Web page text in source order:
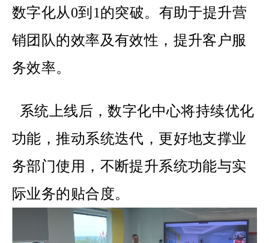
数字化从0到1的突破。有助于提升营
销团队的效率及有效性，提升客户服
务效率。
系统上线后，数字化中心将持续优化
功能，推动系统迭代，更好地支撑业
务部门使用，不断提升系统功能与实
际业务的贴合度。